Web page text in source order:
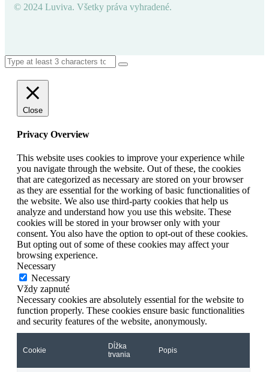
© 2024 Luviva. Všetky práva vyhradené.
Close
Privacy Overview
This website uses cookies to improve your experience while
you navigate through the website. Out of these, the cookies
that are categorized as necessary are stored on your browser
as they are essential for the working of basic functionalities of
the website. We also use third-party cookies that help us
analyze and understand how you use this website. These
cookies will be stored in your browser only with your
consent. You also have the option to opt-out of these cookies.
But opting out of some of these cookies may affect your
browsing experience.
Necessary
Necessary
Vždy zapnuté
Necessary cookies are absolutely essential for the website to
function properly. These cookies ensure basic functionalities
and security features of the website, anonymously.
Cookie
Dĺžka
trvania
Popis